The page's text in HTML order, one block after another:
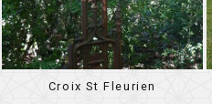
Croix St Fleurien